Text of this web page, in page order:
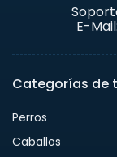
E-Mail:
Categorías de
Perros
Caballos